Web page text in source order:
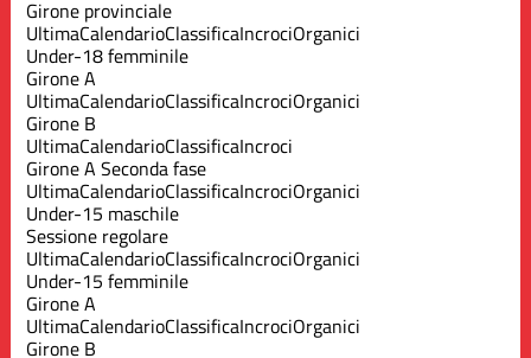
Girone provinciale
UltimaCalendarioClassificaIncrociOrganici
Under-18 femminile
Girone A
UltimaCalendarioClassificaIncrociOrganici
Girone B
UltimaCalendarioClassificaIncroci
Girone A Seconda fase
UltimaCalendarioClassificaIncrociOrganici
Under-15 maschile
Sessione regolare
UltimaCalendarioClassificaIncrociOrganici
Under-15 femminile
Girone A
UltimaCalendarioClassificaIncrociOrganici
Girone B